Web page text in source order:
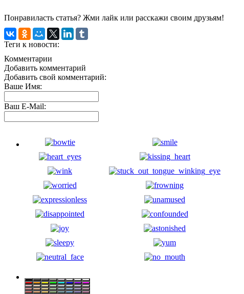
Понравиласть статья? Жми лайк или расскажи своим друзьям!
Теги к новости:
Комментарии
Добавить комментарий
Добавить свой комментарий:
Ваше Имя:
Ваш E-Mail: